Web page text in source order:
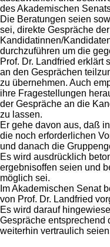
des Akademischen
Die Beratungen seien
sei, direkte Gespräche
Kandidatinnen/
durchzuführen um die
Prof. Dr. Landfried erklärt
an den Gesprächen
zu übernehmen. Auch
ihre Fragestellungen
der Gespräche an die
zu lassen.
Er gehe davon aus, daß
die noch erforderlichen
und danach die
Es wird ausdrücklich
ergebnisoffen seien und
möglich sei.
Im Akademischen Senat
von Prof. Dr. Landfried
Es wird darauf
Gespräche entsprechend
weiterhin vertraulich